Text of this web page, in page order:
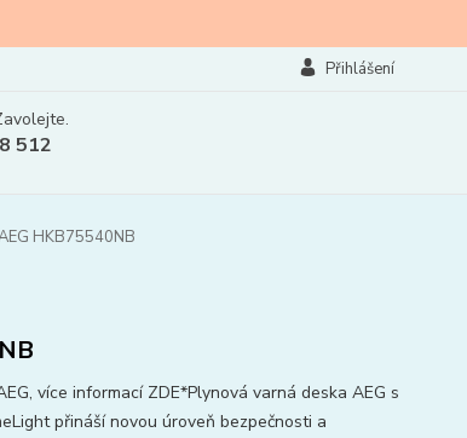
Přihlášení
512
HKB75540NB
více informací ZDE*Plynová varná deska AEG s
přináší novou úroveň bezpečnosti a